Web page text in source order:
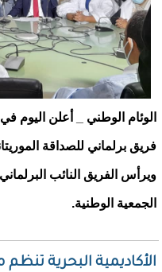
الوئام الوطني _ أعلن اليوم
فريق برلماني للصداقة
ويرأس الفريق النائب
الجمعية الوطنية.
الأكاديمية البحرية